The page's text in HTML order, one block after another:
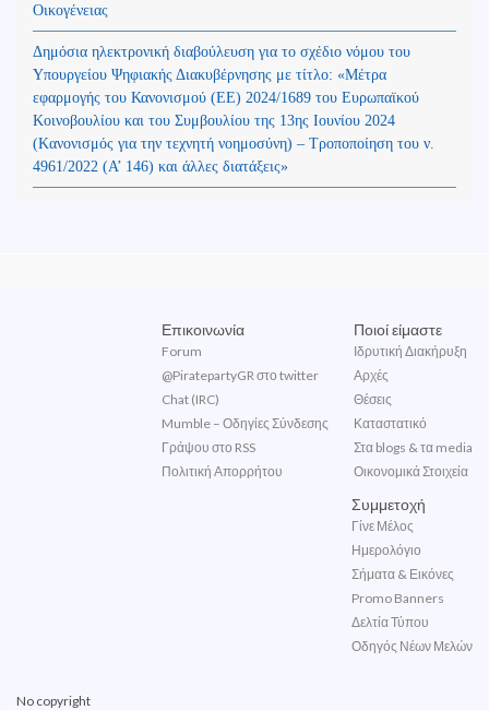
Οικογένειας
Δημόσια ηλεκτρονική διαβούλευση για το σχέδιο νόμου του
Υπουργείου Ψηφιακής Διακυβέρνησης με τίτλο: «Μέτρα
εφαρμογής του Κανονισμού (ΕΕ) 2024/1689 του Ευρωπαϊκού
Κοινοβουλίου και του Συμβουλίου της 13ης Ιουνίου 2024
(Kανονισμός για την τεχνητή νοημοσύνη) – Τροποποίηση του ν.
4961/2022 (Α’ 146) και άλλες διατάξεις»
Επικοινωνία
Forum
@PiratepartyGR στο twitter
Chat (IRC)
Mumble – Οδηγίες Σύνδεσης
Γράψου στο RSS
Πολιτική Απορρήτου
Ποιοί είμαστε
Ιδρυτική Διακήρυξη
Αρχές
Θέσεις
Καταστατικό
Στα blogs & τα media
Οικονομικά Στοιχεία
Συμμετοχή
Γίνε Μέλος
Ημερολόγιο
Σήματα & Εικόνες
Promo Banners
Δελτία Τύπου
Οδηγός Νέων Μελών
No copyright